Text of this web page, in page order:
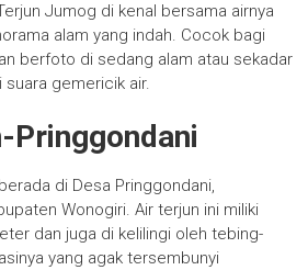
Jumog di kenal bersama airnya
alam yang indah. Cocok bagi
berfoto di sedang alam atau sekadar
gemericik air.
di Desa Pringgondani,
Wonogiri. Air terjun ini miliki
dan juga di kelilingi oleh tebing-
yang agak tersembunyi